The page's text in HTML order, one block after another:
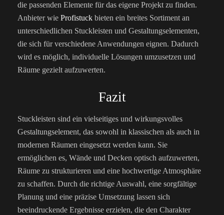
die passenden Elemente für das eigene Projekt zu finden.
Anbieter wie Profistuck bieten ein breites Sortiment an
unterschiedlichen Stuckleisten und Gestaltungselementen,
die sich für verschiedene Anwendungen eignen. Dadurch
wird es möglich, individuelle Lösungen umzusetzen und
Räume gezielt aufzuwerten.
Fazit
Stuckleisten sind ein vielseitiges und wirkungsvolles
Gestaltungselement, das sowohl in klassischen als auch in
modernen Räumen eingesetzt werden kann. Sie
ermöglichen es, Wände und Decken optisch aufzuwerten,
Räume zu strukturieren und eine hochwertige Atmosphäre
zu schaffen. Durch die richtige Auswahl, eine sorgfältige
Planung und eine präzise Umsetzung lassen sich
beeindruckende Ergebnisse erzielen, die den Charakter